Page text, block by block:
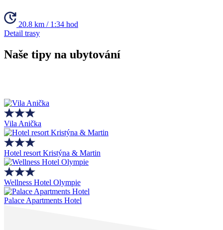
20.8 km / 1:34 hod
Detail trasy
Naše tipy na ubytování
Vila Anička
Hotel resort Kristýna & Martin
Wellness Hotel Olympie
Palace Apartments Hotel